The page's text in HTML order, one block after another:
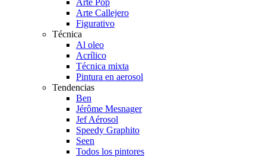
Arte Callejero
Figurativo
Técnica
Al oleo
Acrílico
Técnica mixta
Pintura en aerosol
Tendencias
Ben
Jérôme Mesnager
Jef Aérosol
Speedy Graphito
Seen
Todos los pintores